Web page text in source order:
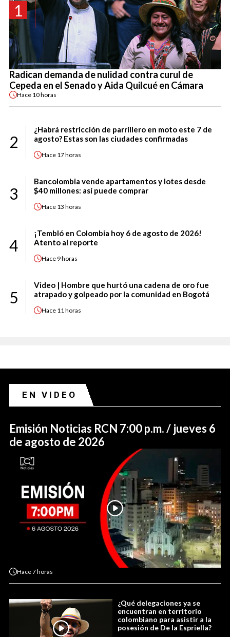
1
Radican demanda de nulidad contra curul de
Cepeda en el Senado y Aida Quilcué en Cámara
Hace 10 horas
2
¿Habrá restricción de parrillero en moto este 7 de
agosto? Estas son las ciudades confirmadas
Hace 17 horas
3
Bancolombia vende apartamentos y lotes desde
$40 millones: así puede comprar
Hace 13 horas
4
¡Tembló en Colombia hoy 6 de agosto de 2026!
Atento al reporte
Hace 9 horas
5
Video | Hombre que hurtó una cadena de oro fue
atrapado y golpeado por la comunidad en Bogotá
Hace 11 horas
EN VIDEO
Emisión Noticias RCN 7:00 p.m. / jueves 6
de agosto de 2026
Hace7 horas
¿Qué delegaciones ya se
encuentran en territorio
colombiano para asistir a la
posesión de De la Espriella?